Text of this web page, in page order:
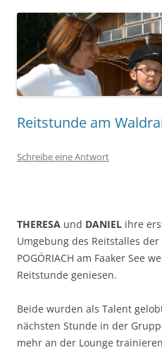
Reitstunde am
Schreibe eine Antwort
THERESA und DANIEL ihre
Umgebung des Reitstalles der
POGÖRIACH am Faaker See
Reitstunde geniesen.
Beide wurden als Talent
nächsten Stunde in der
mehr an der Lounge